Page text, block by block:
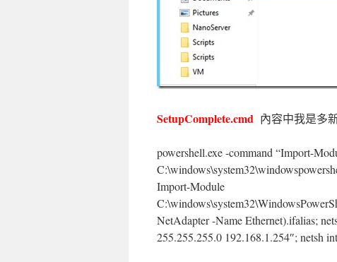
SetupComplete.cmd 內容中我是多
powershell.exe -command “Import-
Import-Module
NetAdapter -Name Ethernet).ifalias;
255.255.255.0 192.168.1.254″; netsh